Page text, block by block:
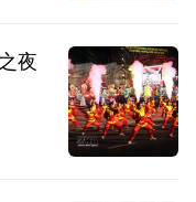
夜